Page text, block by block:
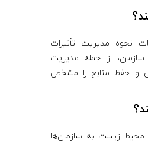
نحوه مدیریت تأثیرات
از جمله مدیریت
و حفظ منابع را مشخص
محیط زیست به سازمان‌ها